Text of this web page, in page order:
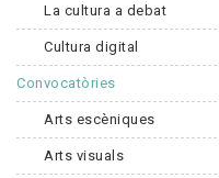
La cultura a debat
Cultura digital
Convocatòries
Arts escèniques
Arts visuals